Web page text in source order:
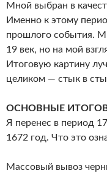
Мной выбран в
Именно к этому
прошлого события.
19 век, но на мой
Итоговую картину
целиком — стык в
ОСНОВНЫЕ
Я перенес в период
1672 год. Что это
Массовый вывоз